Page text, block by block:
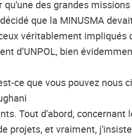
des grandes
que la MINUSMA
véritablement
d’UNPOL, bien
ce que vous pouvez
Tout d'abord,
projets, et vraiment,